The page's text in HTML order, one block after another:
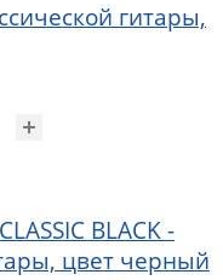
гитары,
BLACK -
цвет черный